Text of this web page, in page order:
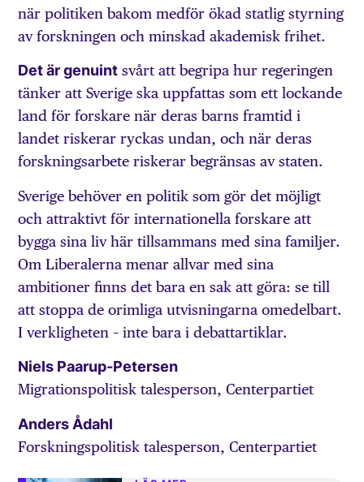
när politiken bakom medför ökad statlig styrning
av forskningen och minskad akademisk frihet.
Det är genuint svårt att begripa hur regeringen
tänker att Sverige ska uppfattas som ett lockande
land för forskare när deras barns framtid i
landet riskerar ryckas undan, och när deras
forskningsarbete riskerar begränsas av staten.
Sverige behöver en politik som gör det möjligt
och attraktivt för internationella forskare att
bygga sina liv här tillsammans med sina familjer.
Om Liberalerna menar allvar med sina
ambitioner finns det bara en sak att göra: se till
att stoppa de orimliga utvisningarna omedelbart.
I verkligheten – inte bara i debattartiklar.
Niels Paarup-Petersen
Migrationspolitisk talesperson, Centerpartiet
Anders Ådahl
Forskningspolitisk talesperson, Centerpartiet